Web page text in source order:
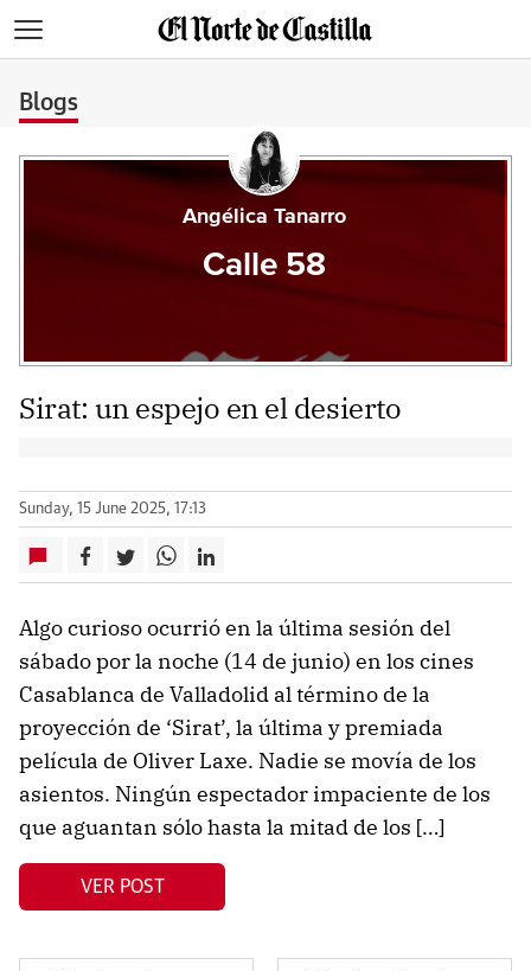
Blogs
Angélica Tanarro
Calle 58
Sirat: un espejo en el desierto
Sunday, 15 June 2025, 17:13
Algo curioso ocurrió en la última sesión del
sábado por la noche (14 de junio) en los cines
Casablanca de Valladolid al término de la
proyección de ‘Sirat’, la última y premiada
película de Oliver Laxe. Nadie se movía de los
asientos. Ningún espectador impaciente de los
que aguantan sólo hasta la mitad de los […]
VER POST